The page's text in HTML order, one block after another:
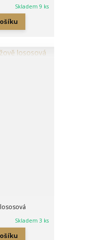
Skladem 9 ks
Skladem 3 ks